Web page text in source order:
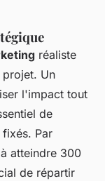
réaliste
Un
l'impact tout
de
Par
atteindre 300
de répartir